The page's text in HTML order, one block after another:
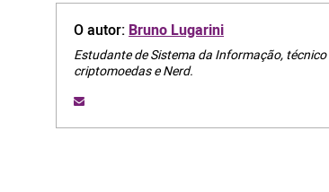
O autor: Bruno Lugarini
Estudante de Sistema da Informação,
criptomoedas e Nerd.